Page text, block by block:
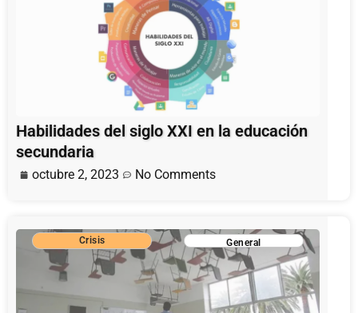
Habilidades del siglo XXI en la educación
secundaria
octubre 2, 2023 No Comments
Crisis General